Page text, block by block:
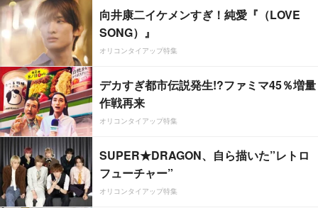
向井康二イケメンすぎ！純愛『（LOVE
SONG）』
オリコンタイアップ特集
デカすぎ都市伝説発生!?ファミマ45％増量
作戦再来
オリコンタイアップ特集
SUPER★DRAGON、自ら描いた”レトロ
フューチャー”
オリコンタイアップ特集